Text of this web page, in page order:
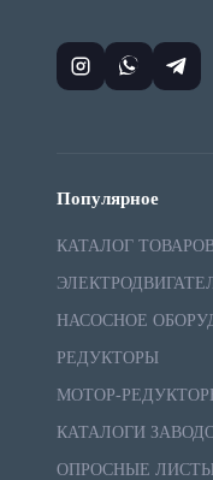
Популярное
КАТАЛОГ
НАСОСНОЕ
РЕДУКТОРЫ
МОТОР-
КАТАЛОГИ
ОПРОСНЫЕ